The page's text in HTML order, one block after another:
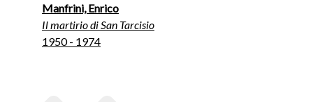
Manfrini, Enrico
Il martirio di San Tarcisio
1950 - 1974